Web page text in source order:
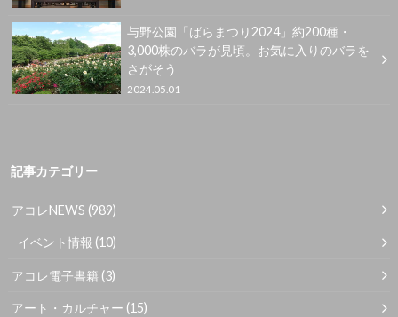
与野公園「ばらまつり2024」約200種・
3,000株のバラが見頃。お気に入りのバラを
さがそう
2024.05.01
記事カテゴリー
アコレNEWS (989)
イベント情報 (10)
アコレ電子書籍 (3)
アート・カルチャー (15)